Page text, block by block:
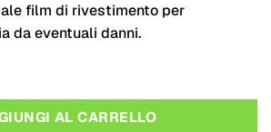
film di rivestimento per
da eventuali danni.
AL CARRELLO